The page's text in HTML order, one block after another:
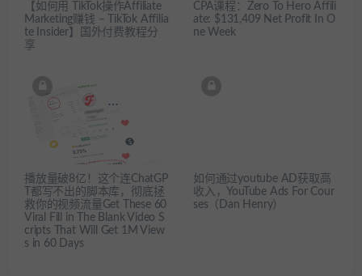
【如何用 TikTok操作Affiliate
Marketing赚钱 – TikTok Affilia
te Insider】国外付费教程分
享
CPA课程：Zero To Hero Affili
ate: $131,409 Net Profit In O
ne Week
播放量破8亿！这个连ChatGP
T都写不出的脚本库，彻底拯
救你的视频流量Get These 60
Viral Fill in The Blank Video S
cripts That Will Get 1M View
s in 60 Days
如何通过youtube AD获取高
收入，YouTube Ads For Cour
ses（Dan Henry）